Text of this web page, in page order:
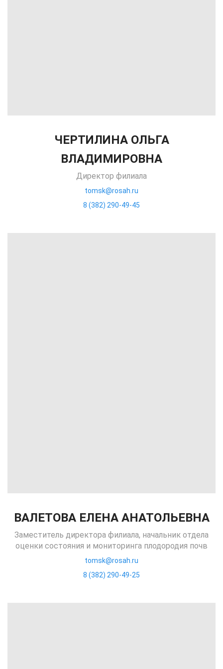
ЧЕРТИЛИНА ОЛЬГА
ВЛАДИМИРОВНА
Директор филиала
tomsk@rosah.ru
8 (382) 290-49-45
ВАЛЕТОВА ЕЛЕНА АНАТОЛЬЕВНА
Заместитель директора филиала, начальник отдела
оценки состояния и мониторинга плодородия почв
tomsk@rosah.ru
8 (382) 290-49-25